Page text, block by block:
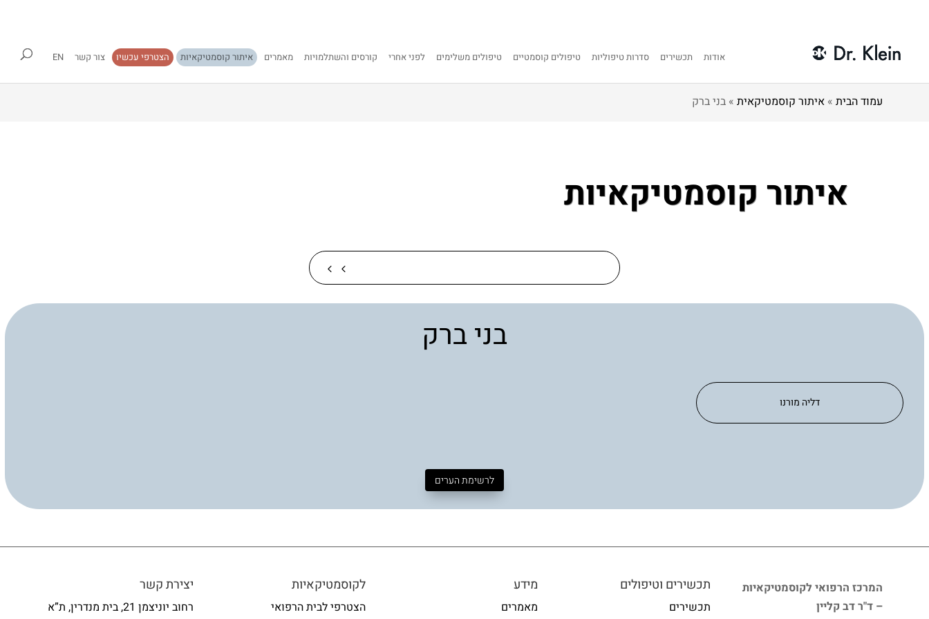
אודות תכשירים סדרות טיפוליות טיפולים קוסמטיים טיפולים משלימים לפני אחרי קורסים והשתלמויות מאמרים איתור קוסמטיקאיות הצטרפי עכשיו צור קשר EN
עמוד הבית »איתור קוסמטיקאית »בני ברק
איתור קוסמטיקאיות
בני ברק
דליה מורנו
לרשימת הערים
יצירת קשר
רחוב יוניצמן 21, בית מנדרין, ת”א
לקוסמטיקאיות
הצטרפי לבית הרפואי
מידע
מאמרים
תכשירים וטיפולים
תכשירים
המרכז הרפואי לקוסמטיקאיות
– ד"ר דב קליין